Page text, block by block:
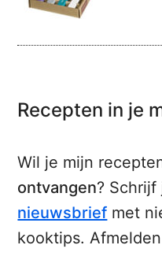
Recepten in je
Wil je mijn
ontvangen?
nieuwsbrief met
kooktips.